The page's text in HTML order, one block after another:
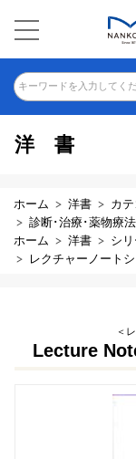
キーワードを入力してく
洋書
ホーム 洋書 カ
診断･治療･薬物療
ホーム
洋書 シ
レクチャーノート
＜
Lecture